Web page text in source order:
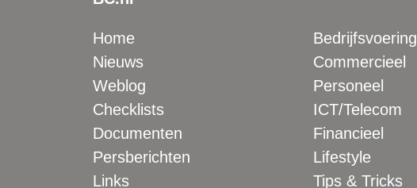
Home
Nieuws
Weblog
Checklists
Documenten
Persberichten
Links
Bedrijfsvoering
Commercieel
Personeel
ICT/Telecom
Financieel
Lifestyle
Tips & Tricks